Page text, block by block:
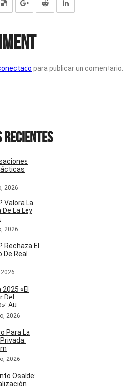
para publicar un comentario.
recientes
2026
Valora La
De La Ley
2026
Rechaza El
De Real
«El
Del
Au
2026
Para La
2026
Osalde: